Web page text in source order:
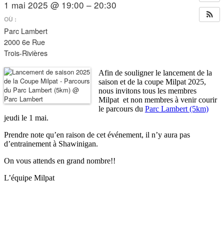
1 mai 2025 @ 19:00 – 20:30
OÙ :
Parc Lambert
2000 6e Rue
Trois-Rivières
Afin de souligner le lancement de la
saison et de la coupe Milpat 2025,
nous invitons tous les membres
Milpat et non membres à venir courir
le parcours du Parc Lambert (5km)
jeudi le 1 mai.
Prendre note qu’en raison de cet événement, il n’y aura pas
d’entrainement à Shawinigan.
On vous attends en grand nombre!!
L’équipe Milpat